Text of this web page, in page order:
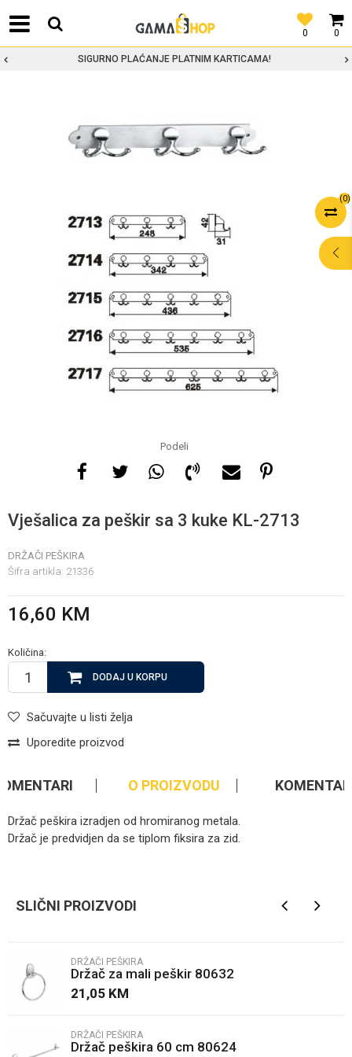
0
0
SIGURNO PLAĆANJE PLATNIM KARTICAMA!
(0)
Podeli
Vješalica za peškir sa 3 kuke KL-2713
DRŽAČI PEŠKIRA
Šifra artikla: 21336
16,60 KM
Količina:
DODAJ U KORPU
Sačuvajte u listi želja
Uporedite proizvod
POMOĆ PRI
KUPOVINI
Za više informacija, pomoć
08 - 16h svaki dan osim
nedelje
O PROIZVODU
Držač peškira izradjen od hromiranog metala.
Držač je predvidjen da se tiplom fiksira za zid.
Poruka
SLIČNI PROIZVODI
DRŽAČI PEŠKIRA
Držač za mali peškir 80632
21,05 KM
DRŽAČI PEŠKIRA
Držač peškira 60 cm 80624